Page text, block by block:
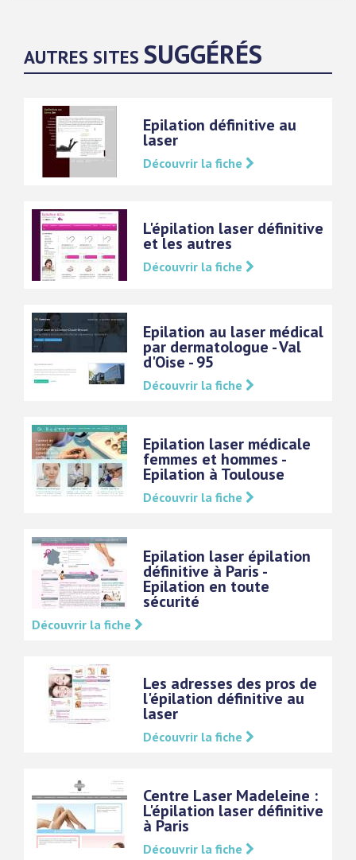
AUTRES SITES SUGGÉRÉS
Epilation définitive au
laser
Découvrir la fiche
L'épilation laser définitive
et les autres
Découvrir la fiche
Epilation au laser médical
par dermatologue - Val
d'Oise - 95
Découvrir la fiche
Epilation laser médicale
femmes et hommes -
Epilation à Toulouse
Découvrir la fiche
Epilation laser épilation
définitive à Paris -
Epilation en toute
sécurité
Découvrir la fiche
Les adresses des pros de
l'épilation définitive au
laser
Découvrir la fiche
Centre Laser Madeleine :
L'épilation laser définitive
à Paris
Découvrir la fiche